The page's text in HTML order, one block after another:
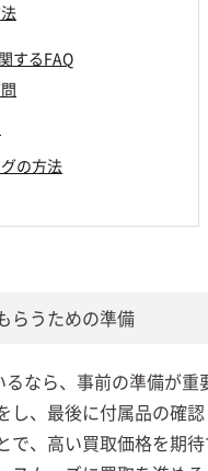
するFAQ
の方法
らうための準備
なら、事前の準備が重
、最後に付属品の確認
、高い買取価格を期